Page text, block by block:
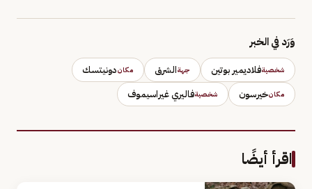
وَرَد في الخبر
شخصيةفلاديمير بوتين جهةالشرق مكاندونيتسك
مكانخيرسون شخصيةفاليري غيراسيموف
اقرأ أيضًا